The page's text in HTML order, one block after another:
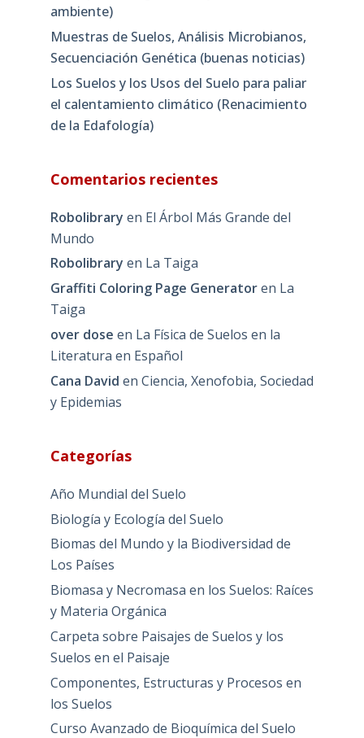
ambiente)
Muestras de Suelos, Análisis Microbianos,
Secuenciación Genética (buenas noticias)
Los Suelos y los Usos del Suelo para paliar
el calentamiento climático (Renacimiento
de la Edafología)
Comentarios recientes
Robolibrary en El Árbol Más Grande del
Mundo
Robolibrary en La Taiga
Graffiti Coloring Page Generatoren La
Taiga
over dose en La Física de Suelos en la
Literatura en Español
Cana David en Ciencia, Xenofobia, Sociedad
y Epidemias
Categorías
Año Mundial del Suelo
Biología y Ecología del Suelo
Biomas del Mundo y la Biodiversidad de
Los Países
Biomasa y Necromasa en los Suelos: Raíces
y Materia Orgánica
Carpeta sobre Paisajes de Suelos y los
Suelos en el Paisaje
Componentes, Estructuras y Procesos en
los Suelos
Curso Avanzado de Bioquímica del Suelo